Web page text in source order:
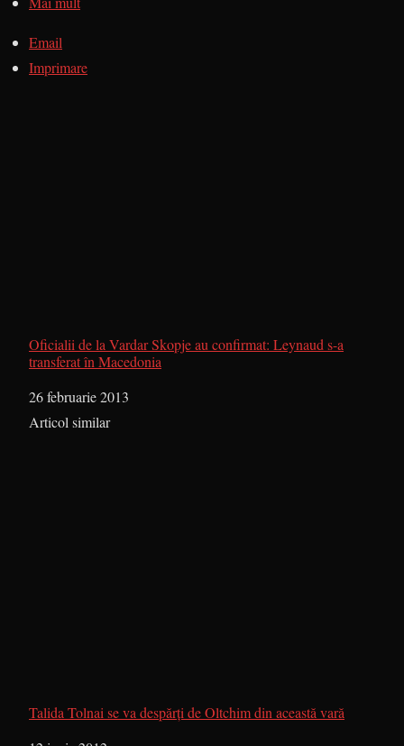
Email
Imprimare
Oficialii de la Vardar Skopje au confirmat: Leynaud s-a
transferat în Macedonia
Dată
26 februarie 2013
În legătură cu
Articol similar
Talida Tolnai se va despărţi de Oltchim din această vară